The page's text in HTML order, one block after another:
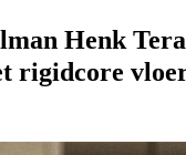
Henk
rigidcore